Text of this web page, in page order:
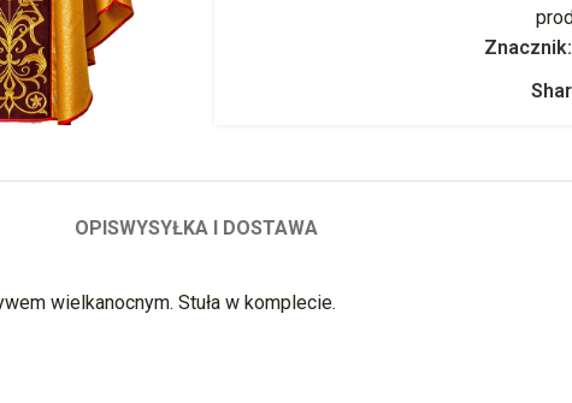
Znacznik:
OPISWYSYŁKA I DOSTAWA
wielkanocnym. Stuła w komplecie.